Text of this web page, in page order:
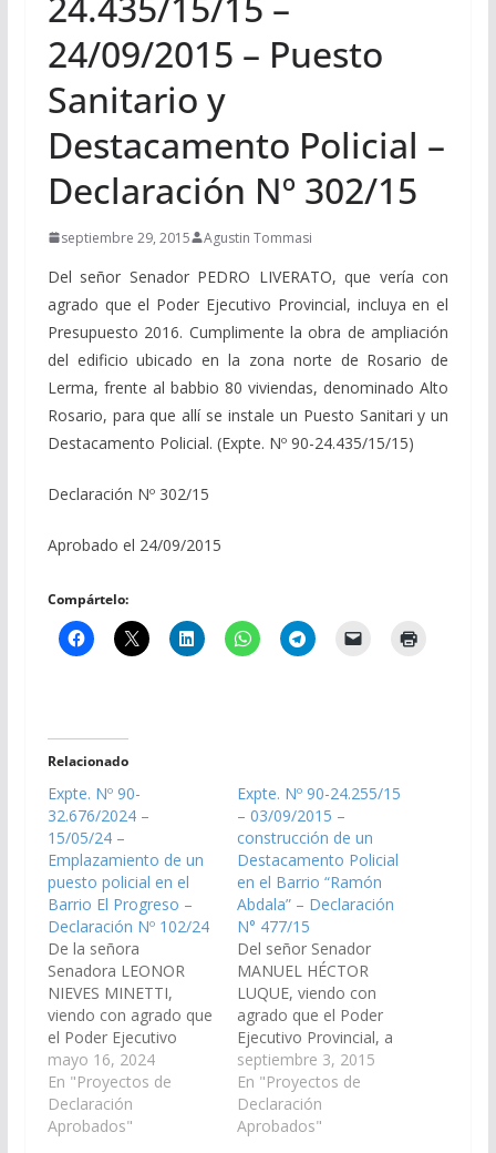
24/09/2015 – Puesto
Sanitario y
Destacamento Policial –
Declaración Nº 302/15
septiembre 29, 2015 Agustin Tommasi
Del señor Senador PEDRO LIVERATO, que vería con
agrado que el Poder Ejecutivo Provincial, incluya en el
Presupuesto 2016. Cumplimente la obra de ampliación
del edificio ubicado en la zona norte de Rosario de
Lerma, frente al babbio 80 viviendas, denominado Alto
Rosario, para que allí se instale un Puesto Sanitari y un
Destacamento Policial. (Expte. Nº 90-24.435/15/15)
Declaración Nº 302/15
Aprobado el 24/09/2015
Compártelo:
Relacionado
Expte. Nº 90-
32.676/2024 –
15/05/24 –
Emplazamiento de un
puesto policial en el
Barrio El Progreso –
Declaración Nº 102/24
De la señora
Senadora LEONOR
NIEVES MINETTI,
viendo con agrado que
el Poder Ejecutivo
Provincial, arbitre las
medidas necesarias a
los fines que se
disponga la creación,
mayo 16, 2024
En "Proyectos de
Declaración
Aprobados"
Expte. Nº 90-24.255/15
– 03/09/2015 –
construcción de un
Destacamento Policial
en el Barrio “Ramón
Abdala” – Declaración
N° 477/15
Del señor Senador
MANUEL HÉCTOR
LUQUE, viendo con
agrado que el Poder
Ejecutivo Provincial, a
través de los
Organismos
Específicos incluya en
el Proyecto de
septiembre 3, 2015
En "Proyectos de
Declaración
Aprobados"